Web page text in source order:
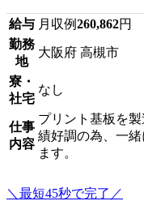
給与 月収例260,862円
勤務
地
大阪府 高槻市
寮・
社宅
なし
仕事
内容
プリント基板を
績好調の為、一
ます。
＼最短45秒で完了／